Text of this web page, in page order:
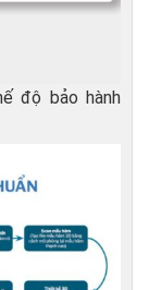
độ bảo hành